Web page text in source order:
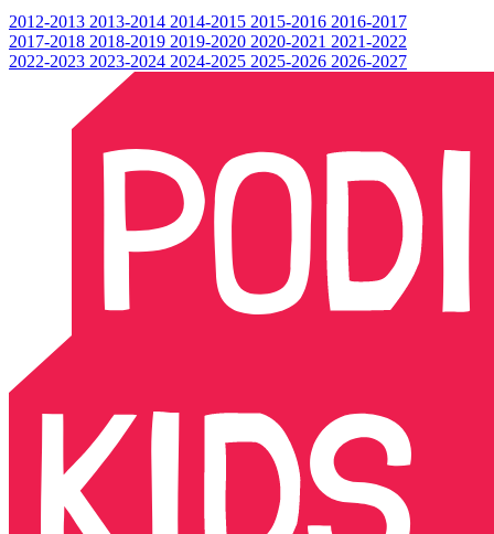
2012-2013 2013-2014 2014-2015 2015-2016 2016-2017
2017-2018 2018-2019 2019-2020 2020-2021 2021-2022
2022-2023 2023-2024 2024-2025 2025-2026 2026-2027